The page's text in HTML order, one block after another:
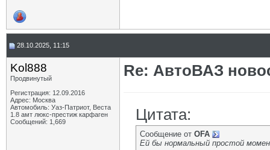
28.10.2025, 11:15
Kol888
Продвинутый
Регистрация: 12.09.2016
Адрес: Москва
Автомобиль: Уаз-Патриот, Веста
1.8 амт люкс-престиж карфаген
Сообщений: 1,669
Re: АвтоВАЗ
Цитата:
Сообщение от OFA
Ей бы нормальный простой